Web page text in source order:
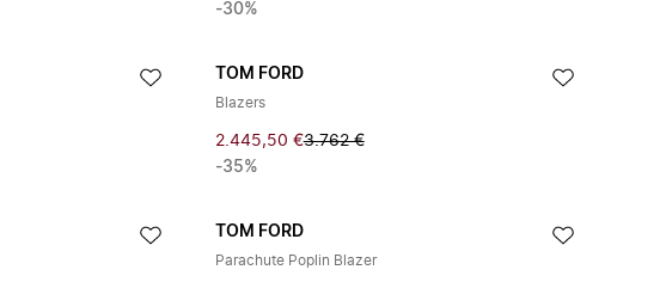
-30%
TOM FORD
Blazers
2.445,50 €3.762 €
-35%
TOM FORD
Parachute Poplin Blazer